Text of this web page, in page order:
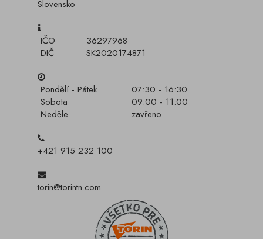
Slovensko
IČO
36297968
DIČ
SK2020174871
Pondělí - Pátek
07:30 - 16:30
Sobota
09:00 - 11:00
Neděle
zavřeno
+421 915 232 100
torin@torintn.com